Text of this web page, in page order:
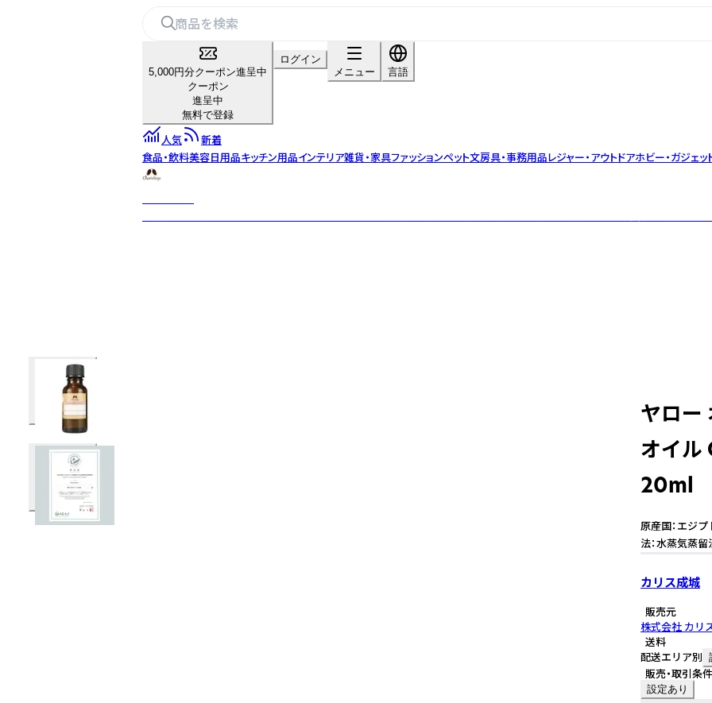
5,000円分クーポン進呈中
クーポン
進呈中
無料で登録
ログイン
メニュー
言語
人気
新着
食品・飲料美容日用品キッチン用品インテリア雑貨・家具ファッションペット文房具・事務用品レジャー・アウトドアホビー・ガジェッ
ヤロー
オイル
20ml
原産国：エジ
法：水蒸気蒸
カリス成城
販売元
株式会社 カリ
送料
配送エリア別
販売・取引条件
設定あり